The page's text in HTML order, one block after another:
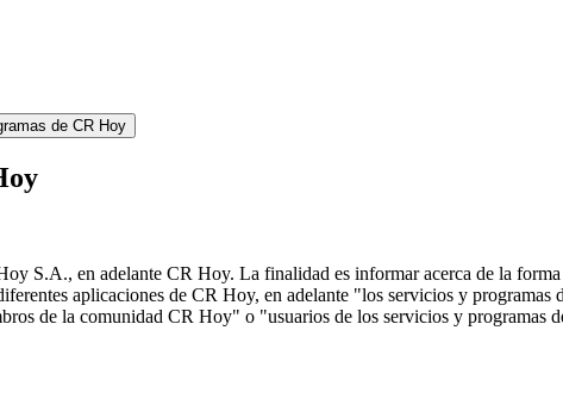
de CR Hoy
S.A., en adelante CR Hoy. La finalidad es informar acerca de la
aplicaciones de CR Hoy, en adelante "los servicios y
de la comunidad CR Hoy" o "usuarios de los servicios y programas